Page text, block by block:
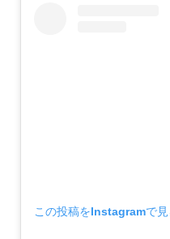
この投稿をInstagramで見